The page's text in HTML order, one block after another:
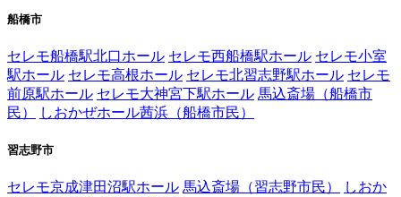
船橋市
セレモ船橋駅北口ホール セレモ西船橋駅ホール セレモ小室
駅ホール セレモ高根ホール セレモ北習志野駅ホール セレモ
前原駅ホール セレモ大神宮下駅ホール 馬込斎場（船橋市
民）
しおかぜホール茜浜（船橋市民）
習志野市
セレモ京成津田沼駅ホール 馬込斎場（習志野市民）
しおか